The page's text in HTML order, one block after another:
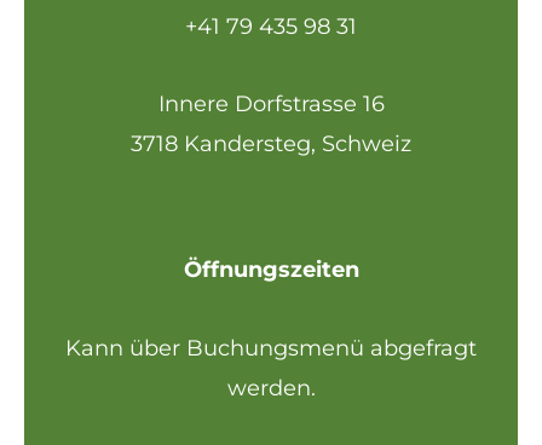
+41 79 435 98 31
Innere Dorfstrasse 16
3718 Kandersteg, Schweiz
Öffnungszeiten
Kann über Buchungsmenü abgefragt
werden.